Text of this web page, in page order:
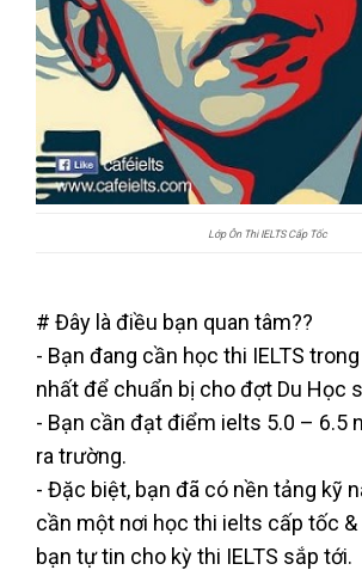
Lớp Ôn Thi IELTS Cấp Tốc
# Đây là điều bạn quan tâm??
- Bạn đang cần học thi IELTS
nhất để chuẩn bị cho đợt Du Học
- Bạn cần đạt điểm ielts 5.0 – 6.5
ra trường.
- Đặc biệt, bạn đã có nền tảng kỹ
cần một nơi học thi ielts cấp tốc &
bạn tự tin cho kỳ thi IELTS sắp tới.